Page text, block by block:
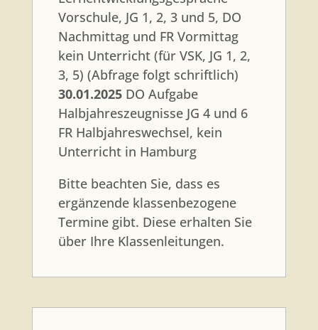
Vorschule, JG 1, 2, 3 und 5, DO
Nachmittag und FR Vormittag
kein Unterricht (für VSK, JG 1, 2,
3, 5) (Abfrage folgt schriftlich)
30.01.2025DO Aufgabe
Halbjahreszeugnisse JG 4 und 6
FR Halbjahreswechsel, kein
Unterricht in Hamburg
Bitte beachten Sie, dass es
ergänzende klassenbezogene
Termine gibt. Diese erhalten Sie
über Ihre Klassenleitungen.